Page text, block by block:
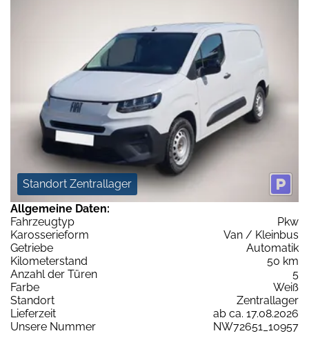
Standort Zentrallager
Allgemeine Daten:
Fahrzeugtyp
Pkw
Karosserieform
Van / Kleinbus
Getriebe
Automatik
Kilometerstand
50 km
Anzahl der Türen
5
Farbe
Weiß
Standort
Zentrallager
Lieferzeit
ab ca. 17.08.2026
Unsere Nummer
NW72651_10957